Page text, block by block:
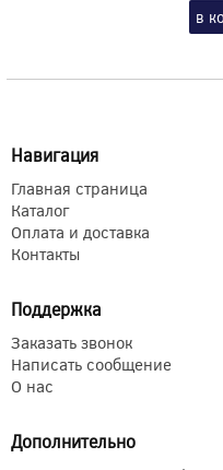
в
Навигация
Главная страница
Каталог
Оплата и доставка
Контакты
Поддержка
Заказать звонок
Написать сообщение
О нас
Дополнительно